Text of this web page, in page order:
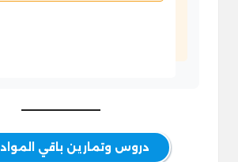
دروس وتمارين باقي المواد TCT